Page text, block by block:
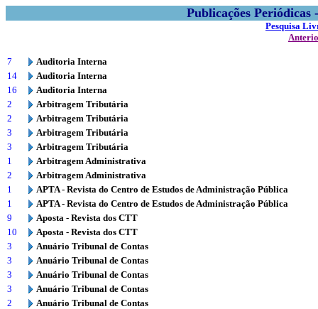
Publicações
Pesquisa
7
Auditoria Interna
14
Auditoria Interna
16
Auditoria Interna
2
Arbitragem Tributária
2
Arbitragem Tributária
3
Arbitragem Tributária
3
Arbitragem Tributária
1
Arbitragem Administrativa
2
Arbitragem Administrativa
1
APTA - Revista do Centro de Estudos de Administração Pública
1
APTA - Revista do Centro de Estudos de Administração Pública
9
Aposta - Revista dos CTT
10
Aposta - Revista dos CTT
3
Anuário Tribunal de Contas
3
Anuário Tribunal de Contas
3
Anuário Tribunal de Contas
3
Anuário Tribunal de Contas
2
Anuário Tribunal de Contas